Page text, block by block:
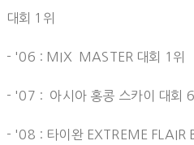
대회 1위
- '06 : MIX MASTER 대회 1위
- '07 : 아시아 홍콩 스카이 대회 6
- '08 : 타이완 EXTREME FLAIR